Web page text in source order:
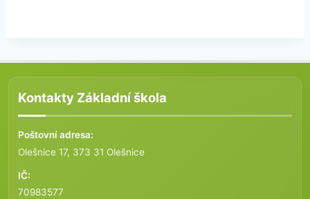
Kontakty Základní škola
Poštovní adresa:
Olešnice 17, 373 31 Olešnice
IČ:
70983577